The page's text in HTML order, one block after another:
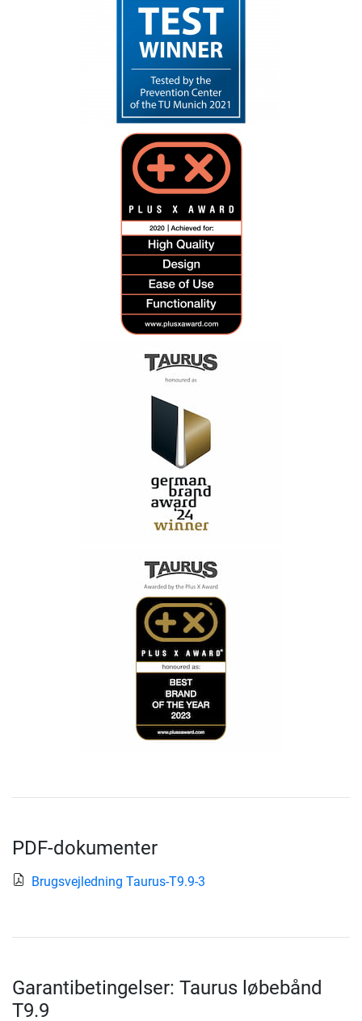
PDF-dokumenter
Brugsvejledning Taurus-T9.9-3
Garantibetingelser: Taurus løbebånd
T9.9